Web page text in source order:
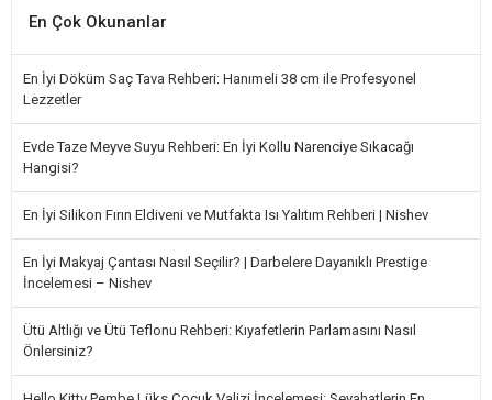
En Çok Okunanlar
En İyi Döküm Saç Tava Rehberi: Hanımeli 38 cm ile Profesyonel
Lezzetler
Evde Taze Meyve Suyu Rehberi: En İyi Kollu Narenciye Sıkacağı
Hangisi?
En İyi Silikon Fırın Eldiveni ve Mutfakta Isı Yalıtım Rehberi | Nishev
En İyi Makyaj Çantası Nasıl Seçilir? | Darbelere Dayanıklı Prestige
İncelemesi – Nishev
Ütü Altlığı ve Ütü Teflonu Rehberi: Kıyafetlerin Parlamasını Nasıl
Önlersiniz?